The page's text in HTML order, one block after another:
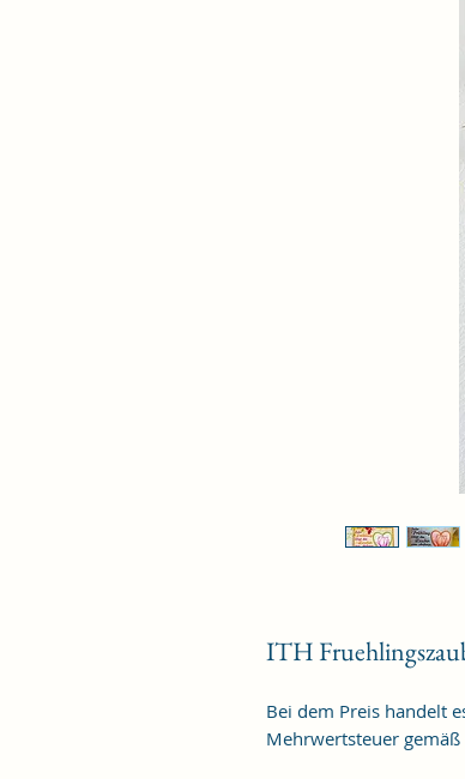
ITH
Bei dem Preis handelt
Mehrwertsteuer gemäß